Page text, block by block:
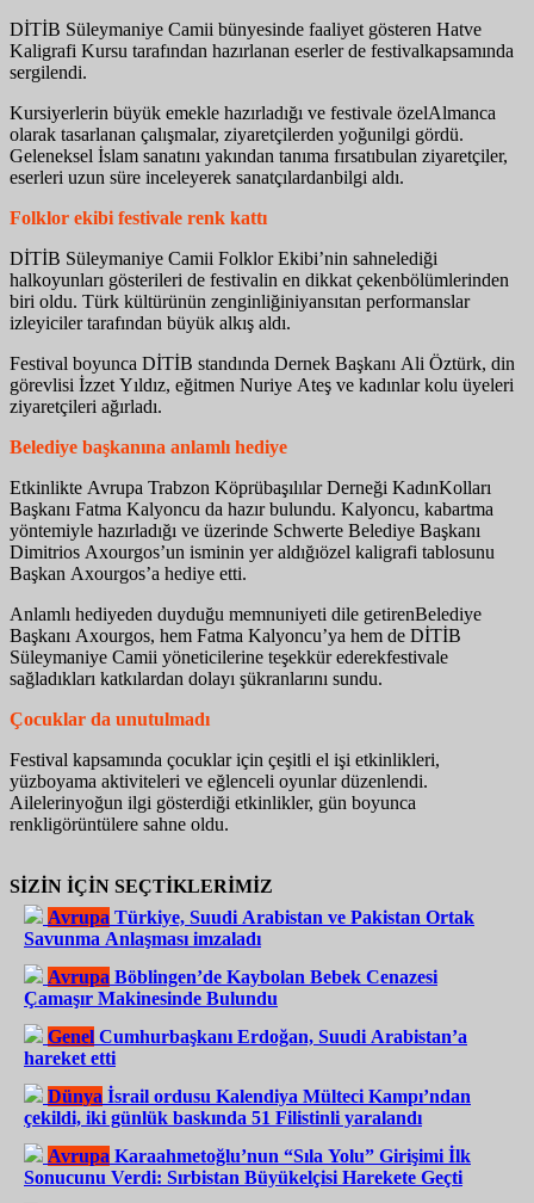
DİTİB Süleymaniye Camii bünyesinde faaliyet gösteren Hatve
Kaligrafi Kursu tarafından hazırlanan eserler de festivalkapsamında
sergilendi.
Kursiyerlerin büyük emekle hazırladığı ve festivale özelAlmanca
olarak tasarlanan çalışmalar, ziyaretçilerden yoğunilgi gördü.
Geleneksel İslam sanatını yakından tanıma fırsatıbulan ziyaretçiler,
eserleri uzun süre inceleyerek sanatçılardanbilgi aldı.
Folklor ekibi festivale renk kattı
DİTİB Süleymaniye Camii Folklor Ekibi’nin sahnelediği
halkoyunları gösterileri de festivalin en dikkat çekenbölümlerinden
biri oldu. Türk kültürünün zenginliğiniyansıtan performanslar
izleyiciler tarafından büyük alkış aldı.
Festival boyunca DİTİB standında Dernek Başkanı Ali Öztürk, din
görevlisi İzzet Yıldız, eğitmen Nuriye Ateş ve kadınlar kolu üyeleri
ziyaretçileri ağırladı.
Belediye başkanına anlamlı hediye
Etkinlikte Avrupa Trabzon Köprübaşılılar Derneği KadınKolları
Başkanı Fatma Kalyoncu da hazır bulundu. Kalyoncu, kabartma
yöntemiyle hazırladığı ve üzerinde Schwerte Belediye Başkanı
Dimitrios Axourgos’un isminin yer aldığıözel kaligrafi tablosunu
Başkan Axourgos’a hediye etti.
Anlamlı hediyeden duyduğu memnuniyeti dile getirenBelediye
Başkanı Axourgos, hem Fatma Kalyoncu’ya hem de DİTİB
Süleymaniye Camii yöneticilerine teşekkür ederekfestivale
sağladıkları katkılardan dolayı şükranlarını sundu.
Çocuklar da unutulmadı
Festival kapsamında çocuklar için çeşitli el işi etkinlikleri,
yüzboyama aktiviteleri ve eğlenceli oyunlar düzenlendi.
Ailelerinyoğun ilgi gösterdiği etkinlikler, gün boyunca
renkligörüntülere sahne oldu.
SİZİN İÇİN SEÇTİKLERİMİZ
Avrupa Türkiye, Suudi Arabistan ve Pakistan Ortak
Savunma Anlaşması imzaladı
Avrupa Böblingen’de Kaybolan Bebek Cenazesi
Çamaşır Makinesinde Bulundu
Genel Cumhurbaşkanı Erdoğan, Suudi Arabistan’a
hareket etti
Dünya İsrail ordusu Kalendiya Mülteci Kampı’ndan
çekildi, iki günlük baskında 51 Filistinli yaralandı
Avrupa Karaahmetoğlu’nun “Sıla Yolu” Girişimi İlk
Sonucunu Verdi: Sırbistan Büyükelçisi Harekete Geçti